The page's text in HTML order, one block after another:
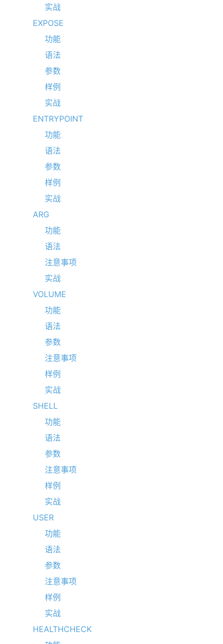
实战
EXPOSE
功能
语法
参数
样例
实战
ENTRYPOINT
功能
语法
参数
样例
实战
ARG
功能
语法
注意事项
实战
VOLUME
功能
语法
参数
注意事项
样例
实战
SHELL
功能
语法
参数
注意事项
样例
实战
USER
功能
语法
参数
注意事项
样例
实战
HEALTHCHECK